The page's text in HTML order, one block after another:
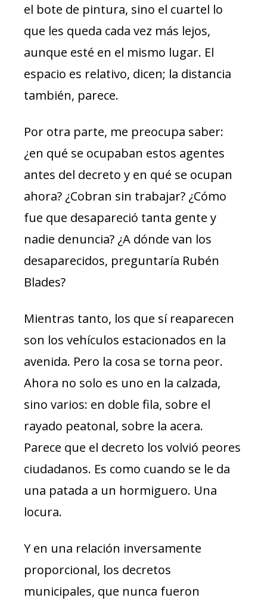
el bote de pintura, sino el cuartel lo
que les queda cada vez más lejos,
aunque esté en el mismo lugar. El
espacio es relativo, dicen; la distancia
también, parece.
Por otra parte, me preocupa saber:
¿en qué se ocupaban estos agentes
antes del decreto y en qué se ocupan
ahora? ¿Cobran sin trabajar? ¿Cómo
fue que desapareció tanta gente y
nadie denuncia? ¿A dónde van los
desaparecidos, preguntaría Rubén
Blades?
Mientras tanto, los que sí reaparecen
son los vehículos estacionados en la
avenida. Pero la cosa se torna peor.
Ahora no solo es uno en la calzada,
sino varios: en doble fila, sobre el
rayado peatonal, sobre la acera.
Parece que el decreto los volvió peores
ciudadanos. Es como cuando se le da
una patada a un hormiguero. Una
locura.
Y en una relación inversamente
proporcional, los decretos
municipales, que nunca fueron